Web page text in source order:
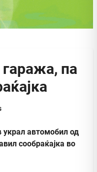
па
украл автомобил од
сообраќајка во